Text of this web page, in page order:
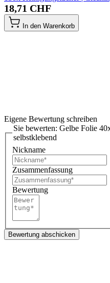
18,71 CHF
In den Warenkorb
Eigene Bewertung schreiben
Sie bewerten: Gelbe Folie
selbstklebend
Nickname
Zusammenfassung
Bewertung
Bewertung abschicken